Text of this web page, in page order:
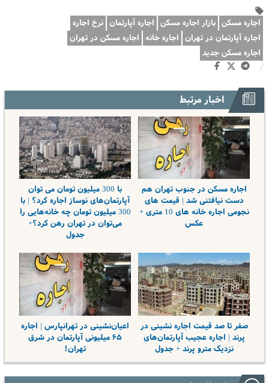
اجاره مسکن بازار اجاره مسکن اجاره آپارتمان نرخ اجاره
اجاره آپارتمان در تهران اجاره خانه اجاره مسکن در تهران
اجاره مسکن جدید
/
اخبار مرتبط
اجاره مسکن در جنوب تهران هم
دست نیافتنی شد | قیمت های
نجومی اجاره خانه های 10 متری +
عکس
با 300 میلیون تومان می توان
آپارتمان‌های نوساز اجاره کرد؟ | با
300 میلیون تومان چه خانه‌هایی را
می‌توان در تهران رهن کرد؟+
جدول
صفر تا صد قیمت اجاره نشینی در
پرند | اجاره عجیب آپارتمان‌های
نزدیک مترو پرند + جدول
اعیان‌نشینی در تهرانپارس | اجاره
۶۵ میلیونی آپارتمان در شرق
تهران!